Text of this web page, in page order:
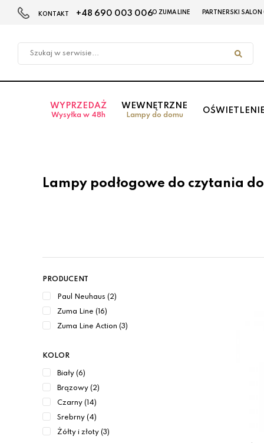
w
KONTAKT +48 690 003 006O ZUMA LINE PARTNERSKI
WYPRZEDAŻ
Wysyłka w 48h
WEWNĘTRZNE
Lampy do domu
Lampy podłogowe do czytania
PRODUCENT
Paul Neuhaus (2)
Zuma Line (16)
Zuma Line Action (3)
KOLOR
Biały (6)
Brązowy (2)
Czarny (14)
Srebrny (4)
Żółty i złoty (3)